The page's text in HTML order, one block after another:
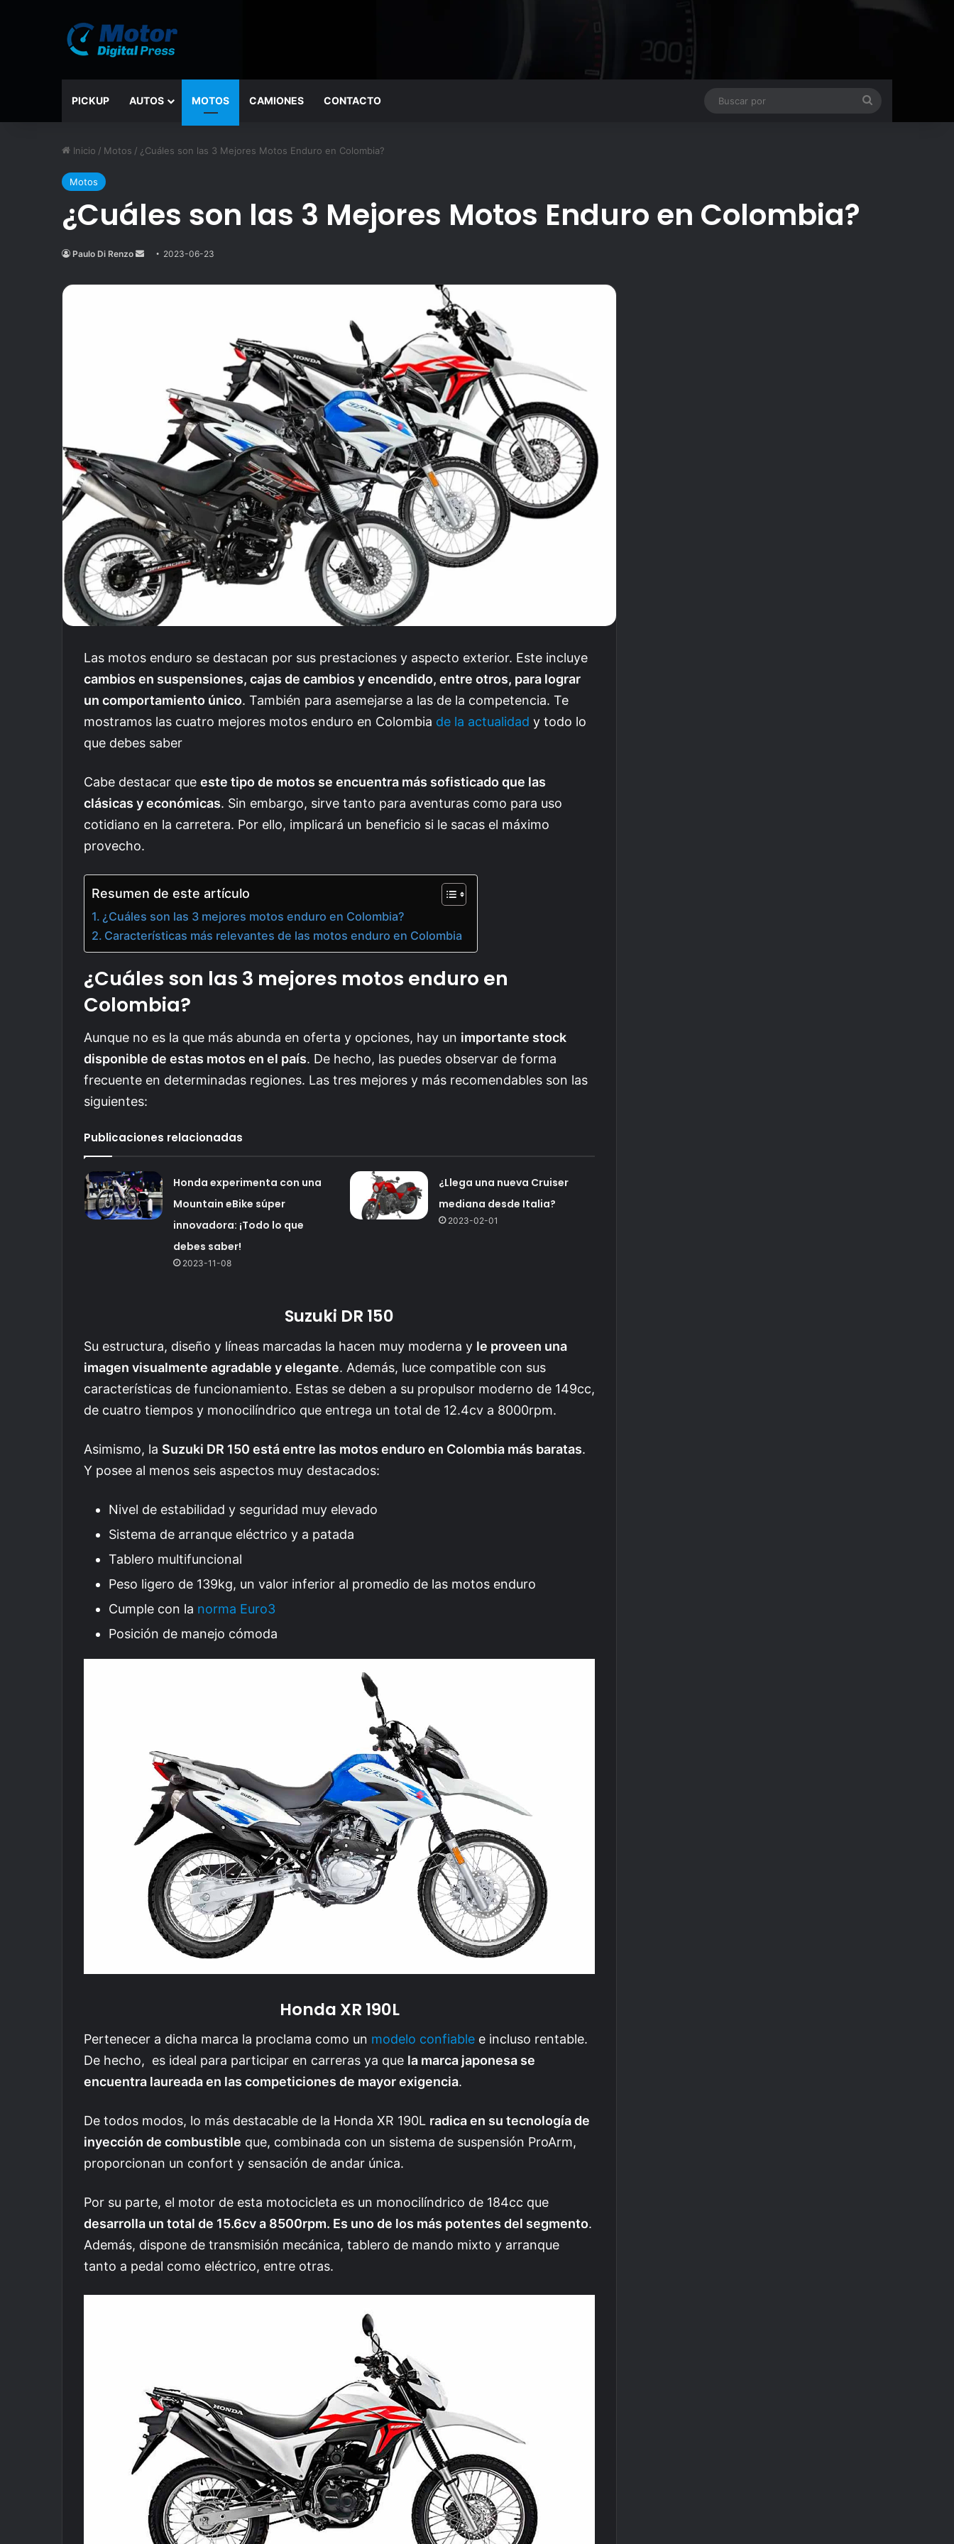
PICKUP AUTOS MOTOS CAMIONES CONTACTO
Inicio / Motos / ¿Cuáles son las 3 Mejores Motos Enduro en Colombia?
Motos
¿Cuáles son las 3 Mejores Motos Enduro en Colombia?
Paulo Di Renzo
Send
email
2023-06-23
Las motos enduro se destacan por sus prestaciones y aspecto exterior. Este incluye
cambios en suspensiones, cajas de cambios y encendido, entre otros, para lograr
un comportamiento único. También para asemejarse a las de la competencia. Te
mostramos las cuatro mejores motos enduro en Colombia de la actualidad y todo lo
que debes saber
Cabe destacar que este tipo de motos se encuentra más sofisticado que las
clásicas y económicas. Sin embargo, sirve tanto para aventuras como para uso
cotidiano en la carretera. Por ello, implicará un beneficio si le sacas el máximo
provecho.
Resumen de este artículo
¿Cuáles son las 3 mejores motos enduro en Colombia?
Características más relevantes de las motos enduro en Colombia
¿Cuáles son las 3 mejores motos enduro en
Colombia?
Aunque no es la que más abunda en oferta y opciones, hay un importante stock
disponible de estas motos en el país. De hecho, las puedes observar de forma
frecuente en determinadas regiones. Las tres mejores y más recomendables son las
siguientes:
Publicaciones relacionadas
Honda experimenta con una
Mountain eBike súper
innovadora: ¡Todo lo que
debes saber!
2023-11-08
¿Llega una nueva Cruiser
mediana desde Italia?
2023-02-01
Suzuki DR 150
Su estructura, diseño y líneas marcadas la hacen muy moderna y le proveen una
imagen visualmente agradable y elegante. Además, luce compatible con sus
características de funcionamiento. Estas se deben a su propulsor moderno de 149cc,
de cuatro tiempos y monocilíndrico que entrega un total de 12.4cv a 8000rpm.
Asimismo, la Suzuki DR 150 está entre las motos enduro en Colombia más baratas.
Y posee al menos seis aspectos muy destacados:
Nivel de estabilidad y seguridad muy elevado
Sistema de arranque eléctrico y a patada
Tablero multifuncional
Peso ligero de 139kg, un valor inferior al promedio de las motos enduro
Cumple con la norma Euro3
Posición de manejo cómoda
Honda XR 190L
Pertenecer a dicha marca la proclama como un modelo confiable e incluso rentable.
De hecho, es ideal para participar en carreras ya que la marca japonesa se
encuentra laureada en las competiciones de mayor exigencia.
De todos modos, lo más destacable de la Honda XR 190L radica en su tecnología de
inyección de combustible que, combinada con un sistema de suspensión ProArm,
proporcionan un confort y sensación de andar única.
Por su parte, el motor de esta motocicleta es un monocilíndrico de 184cc que
desarrolla un total de 15.6cv a 8500rpm. Es uno de los más potentes del segmento.
Además, dispone de transmisión mecánica, tablero de mando mixto y arranque
tanto a pedal como eléctrico, entre otras.